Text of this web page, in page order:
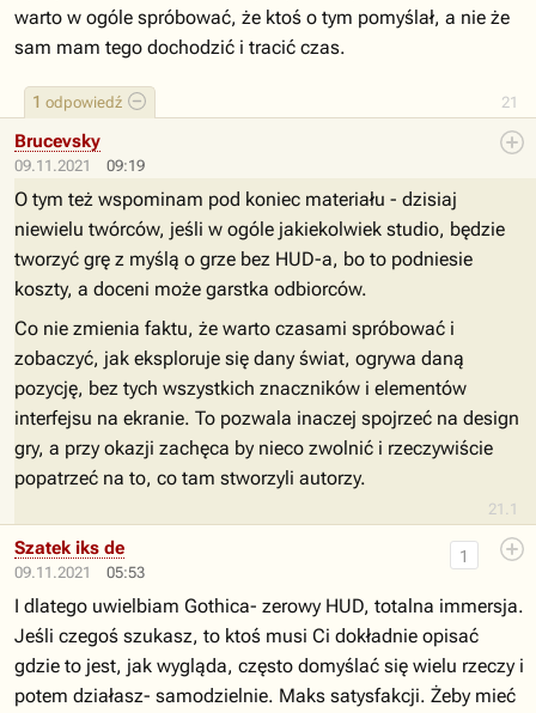
21
1 odpowiedź
warto w ogóle spróbować, że ktoś o tym pomyślał, a nie że
sam mam tego dochodzić i tracić czas.
09.11.2021 09:19
21.1
Brucevsky
O tym też wspominam pod koniec materiału - dzisiaj
niewielu twórców, jeśli w ogóle jakiekolwiek studio, będzie
tworzyć grę z myślą o grze bez HUD-a, bo to podniesie
koszty, a doceni może garstka odbiorców.
Co nie zmienia faktu, że warto czasami spróbować i
zobaczyć, jak eksploruje się dany świat, ogrywa daną
pozycję, bez tych wszystkich znaczników i elementów
interfejsu na ekranie. To pozwala inaczej spojrzeć na design
gry, a przy okazji zachęca by nieco zwolnić i rzeczywiście
popatrzeć na to, co tam stworzyli autorzy.
09.11.2021 05:53
1
Szatek iks de
I dlatego uwielbiam Gothica- zerowy HUD, totalna immersja.
Jeśli czegoś szukasz, to ktoś musi Ci dokładnie opisać
gdzie to jest, jak wygląda, często domyślać się wielu rzeczy i
potem działasz- samodzielnie. Maks satysfakcji. Żeby mieć